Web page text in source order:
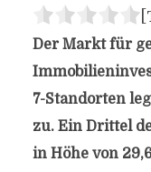
Der Markt für
7-Standorten
zu. Ein Drittel
in Höhe von